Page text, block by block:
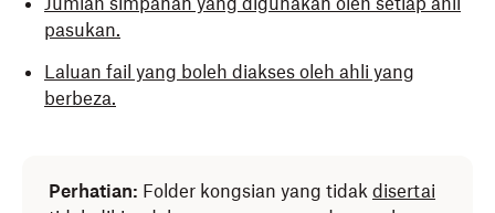
pasukan.
Laluan fail yang boleh diakses oleh ahli yang
berbeza.
membolehkan anda menyemak jumlah simpanan
yang digunakan oleh pasukan anda, dan mengambil
Perhatian: Folder kongsian yang tidak disertai